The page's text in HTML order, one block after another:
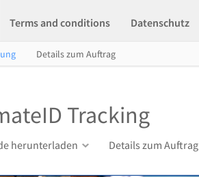
Terms and conditions Datenschutz
Details zum Auftrag
Tracking
herunterladen Details zum Auftrag